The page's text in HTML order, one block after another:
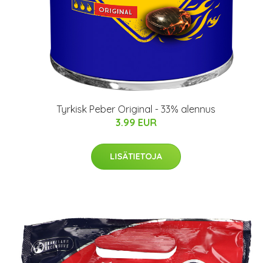
Tyrkisk Peber Original - 33% alennus
3.99 EUR
LISÄTIETOJA